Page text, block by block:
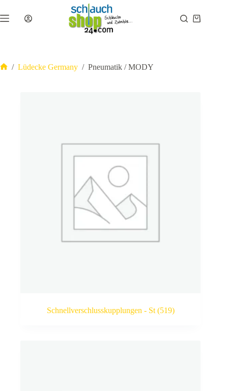
Inhalt
springen
Warenkorb
/ Lüdecke Germany / Pneumatik / MODY
Schnellverschlusskupplungen - St (519)